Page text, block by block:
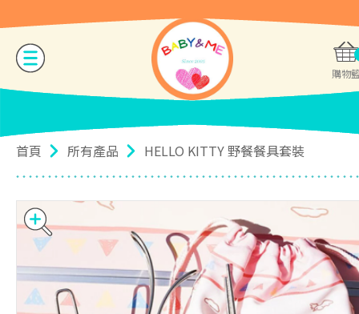
購物
首頁 所有產品 HELLO KITTY 野餐餐具套裝